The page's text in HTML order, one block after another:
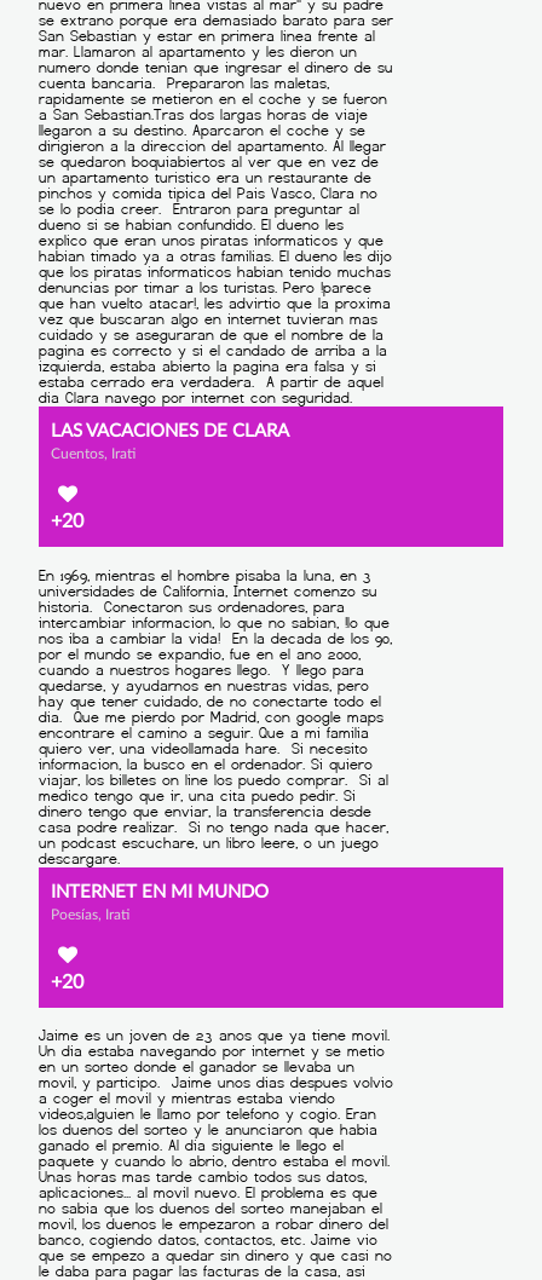
LAS VACACIONES DE CLARA
Cuentos, Irati
+20
INTERNET EN MI MUNDO
Poesías, Irati
+20